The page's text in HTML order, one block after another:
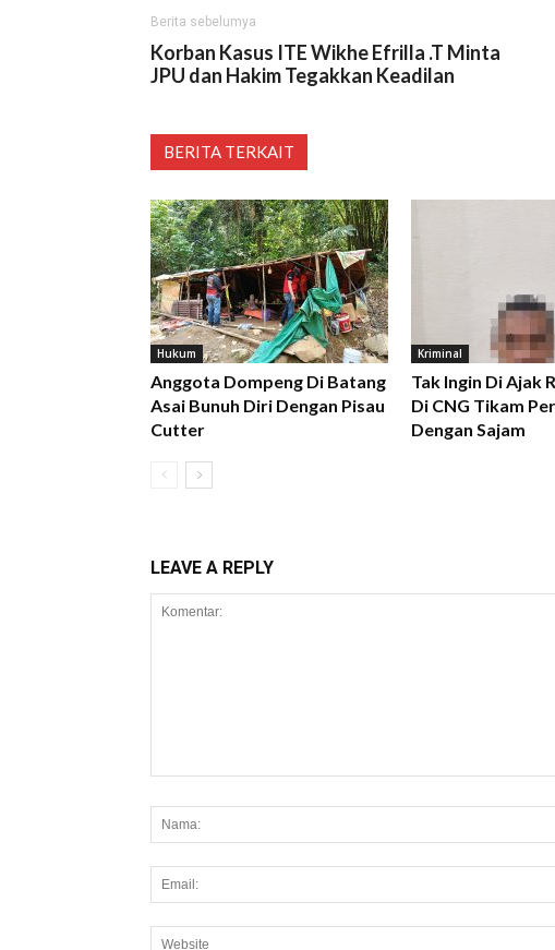
Berita sebelumya
Korban Kasus ITE Wikhe Efrilla .T Minta
JPU dan Hakim Tegakkan Keadilan
BERITA TERKAIT
Hukum
Anggota Dompeng Di Batang
Asai Bunuh Diri Dengan Pisau
Cutter
Kriminal
Tak Ingin Di Ajak
Di CNG Tikam
Dengan Sajam
LEAVE A REPLY